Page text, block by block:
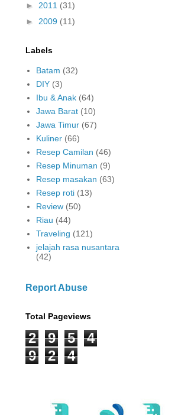
► 2011 (31)
► 2009 (11)
Labels
Batam (32)
DIY (3)
Ibu & Anak (64)
Jawa Barat (10)
Jawa Timur (67)
Kuliner (66)
Resep Camilan (46)
Resep Minuman (9)
Resep masakan (63)
Resep roti (13)
Review (50)
Riau (44)
Traveling (121)
jelajah rasa nusantara
(42)
Report Abuse
Total Pageviews
2 9 5
4
9
2 4